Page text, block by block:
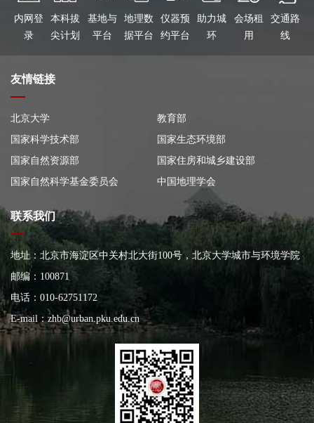
内网登
录
本科拔
尖计划
基地与
平台
地理数
据平台
仪器预
约平台
助力城
环
会场租
用
交通路
线
友情链接
北京大学
教育部
国家科学技术部
国家生态环境部
国家自然资源部
国家住房和城乡建设部
国家自然科学基金委员会
中国地理学会
联系我们
地址：北京市海淀区中关村北大街100号，北京大学城市与环境学院
大楼
邮编：100871
电话：010-62751172
E-mail：zhb@urban.pku.edu.cn